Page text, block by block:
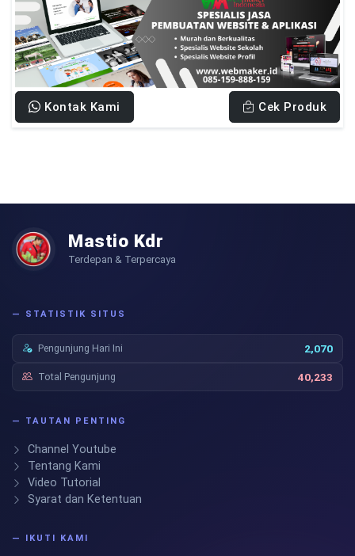
Kontak Kami Cek Produk
Mastio Kdr
Terdepan & Terpercaya
— STATISTIK SITUS
Pengunjung Hari Ini 2,070
Total Pengunjung 40,233
— TAUTAN PENTING
Channel Youtube
Tentang Kami
Video Tutorial
Syarat dan Ketentuan
— IKUTI KAMI